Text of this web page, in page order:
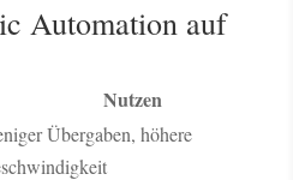
Automation auf
Nutzen
Übergaben, höhere